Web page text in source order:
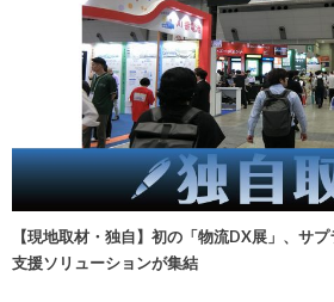
【現地取材・独自】初の「物流DX展」、サ
支援ソリューションが集結